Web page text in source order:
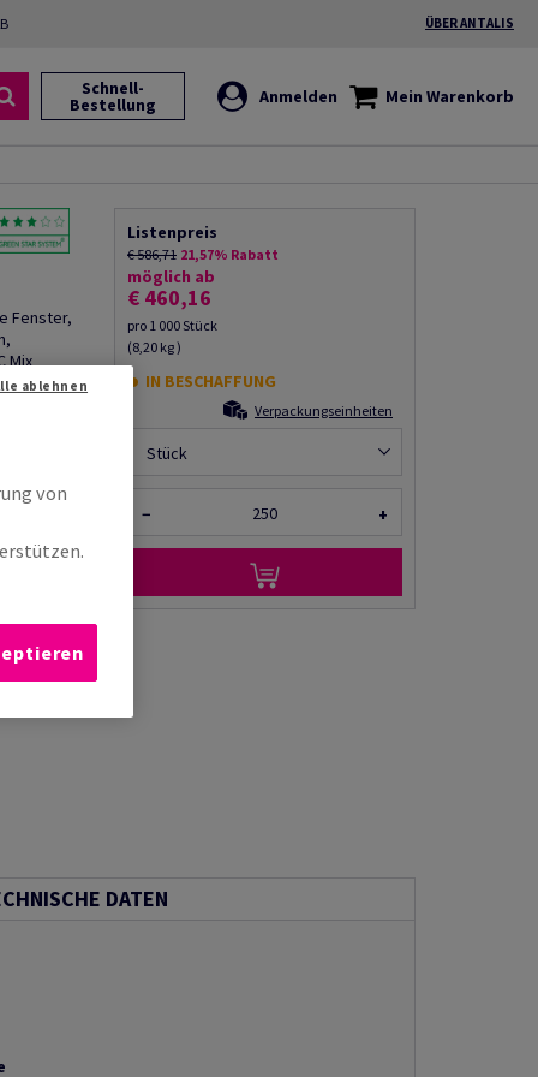
ÜBER ANTALIS
Schnell-
Bestellung Anmelden Mein Warenkorb
Fenster,
Mix
Listenpreis
€ 586,71 21,57% Rabatt
möglich ab
€ 460,16
pro 1 000 Stück
(8,20 kg )
IN BESCHAFFUNG
Verpackungseinheiten
Stück
− +
DATEN
von
ablehnen